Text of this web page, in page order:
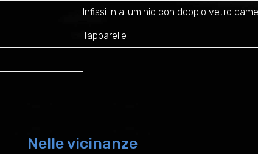
Infissi in alluminio con doppio vetro
Tapparelle
Nelle vicinanze